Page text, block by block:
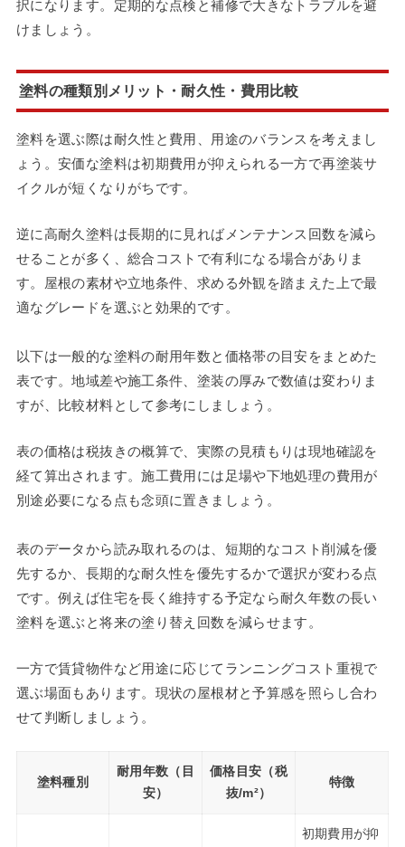
択になります。定期的な点検と補修で大きなトラブルを避
けましょう。
塗料の種類別メリット・耐久性・費用比較
塗料を選ぶ際は耐久性と費用、用途のバランスを考えまし
ょう。安価な塗料は初期費用が抑えられる一方で再塗装サ
イクルが短くなりがちです。
逆に高耐久塗料は長期的に見ればメンテナンス回数を減ら
せることが多く、総合コストで有利になる場合がありま
す。屋根の素材や立地条件、求める外観を踏まえた上で最
適なグレードを選ぶと効果的です。
以下は一般的な塗料の耐用年数と価格帯の目安をまとめた
表です。地域差や施工条件、塗装の厚みで数値は変わりま
すが、比較材料として参考にしましょう。
表の価格は税抜きの概算で、実際の見積もりは現地確認を
経て算出されます。施工費用には足場や下地処理の費用が
別途必要になる点も念頭に置きましょう。
表のデータから読み取れるのは、短期的なコスト削減を優
先するか、長期的な耐久性を優先するかで選択が変わる点
です。例えば住宅を長く維持する予定なら耐久年数の長い
塗料を選ぶと将来の塗り替え回数を減らせます。
一方で賃貸物件など用途に応じてランニングコスト重視で
選ぶ場面もあります。現状の屋根材と予算感を照らし合わ
せて判断しましょう。
塗料種別
耐用年数（目
安）
価格目安（税
抜/m²）
特徴
初期費用が抑